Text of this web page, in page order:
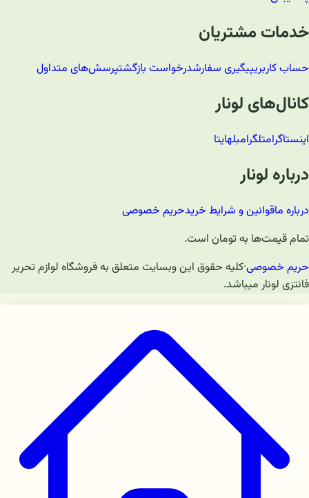
خدمات مشتریان
حساب کاربریپیگیری سفارشدرخواست بازگشتپرسش‌های متداول
کانال‌های لونار
اینستاگرامتلگرامبلهایتا
درباره لونار
درباره ماقوانین و شرایط خریدحریم خصوصی
تمام قیمت‌ها به تومان است.
حریم خصوصی·کلیه حقوق این وبسایت متعلق به فروشگاه لوازم تحریر
فانتزی لونار میباشد.